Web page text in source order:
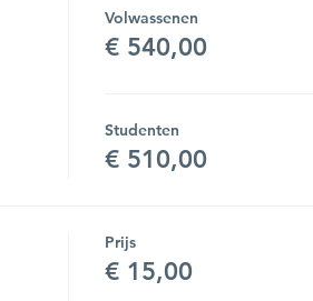
Volwassenen
€ 540,00
Studenten
€ 510,00
Prijs
€ 15,00